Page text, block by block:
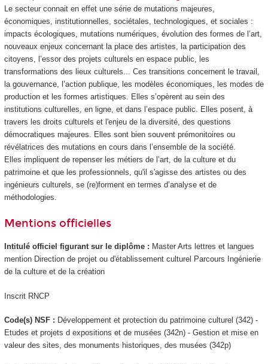
Le secteur connait en effet une série de mutations majeures,
économiques, institutionnelles, sociétales, technologiques, et sociales :
impacts écologiques, mutations numériques, évolution des formes de l’art,
nouveaux enjeux concernant la place des artistes, la participation des
citoyens, l’essor des projets culturels en espace public, les
transformations des lieux culturels... Ces transitions concernent le travail,
la gouvernance, l’action publique, les modèles économiques, les modes de
production et les formes artistiques. Elles s’opèrent au sein des
institutions culturelles, en ligne, et dans l’espace public. Elles posent, à
travers les droits culturels et l'enjeu de la diversité, des questions
démocratiques majeures. Elles sont bien souvent prémonitoires ou
révélatrices des mutations en cours dans l’ensemble de la société.
Elles impliquent de repenser les métiers de l’art, de la culture et du
patrimoine et que les professionnels, qu'il s'agisse des artistes ou des
ingénieurs culturels, se (re)forment en termes d’analyse et de
méthodologies.
Mentions officielles
Intitulé officiel figurant sur le diplôme : Master Arts lettres et langues
mention Direction de projet ou d'établissement culturel Parcours Ingénierie
de la culture et de la création
Inscrit RNCP
Code(s) NSF : Développement et protection du patrimoine culturel (342) -
Etudes et projets d expositions et de musées (342n) - Gestion et mise en
valeur des sites, des monuments historiques, des musées (342p)